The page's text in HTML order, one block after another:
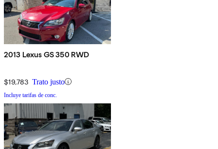
2013 Lexus GS 350 RWD
$19,783 Trato justo
Incluye tarifas de conc.